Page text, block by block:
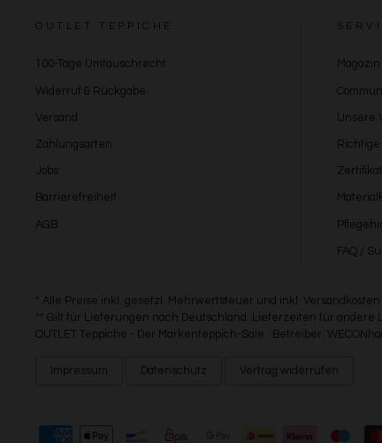
OUTLET TEPPICHE
100-Tage Umtauschrecht
Widerruf & Rückgabe
Versand
Zahlungsarten
Jobs
Barrierefreiheit
AGB
Magazin
Unsere
FAQ /
* Alle Preise inkl. gesetzl. Mehrwertsteuer und inkl.
** Gilt für Lieferungen nach Deutschland. Lieferzeiten für
OUTLET Teppiche - Der Markenteppich-Sale · Betreiber:
Impressum Datenschutz Vertrag widerrufen